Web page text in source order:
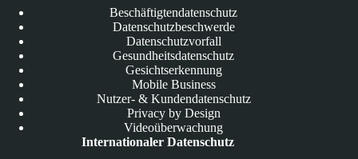
Beschäftigtendatenschutz
Datenschutzbeschwerde
Datenschutzvorfall
Gesundheitsdatenschutz
Gesichtserkennung
Mobile Business
Nutzer- & Kundendatenschutz
Privacy by Design
Videoüberwachung
Internationaler Datenschutz